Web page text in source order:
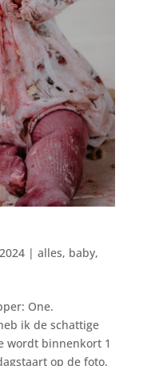
| alles, baby,
One.
ik de schattige
wordt binnenkort 1
op de foto.